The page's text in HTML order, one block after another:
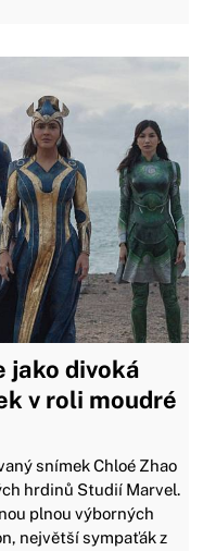
jako divoká
v roli moudré
snímek Chloé Zhao
hrdinů Studií Marvel.
plnou výborných
největší sympaťák z